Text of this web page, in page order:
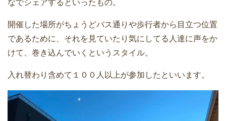
なでシェアするといったもの。
開催した場所がちょうどバス通りや歩行者から目立つ位置
であるために、それを見ていたり気にしてる人達に声をか
けて、巻き込んでいくというスタイル。
入れ替わり含めて１００人以上が参加したといいます。